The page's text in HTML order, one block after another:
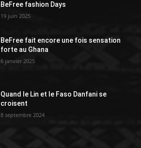
BeFree fashion Days
19 juin 2025
BeFree fait encore une fois sensation
forte au Ghana
6 janvier 2025
Quand le Lin et le Faso Danfani se
croisent
8 septembre 2024